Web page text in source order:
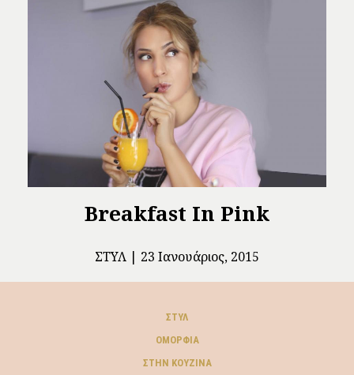
Breakfast In Pink
ΣΤΥΛ 23 Ιανουάριος, 2015
ΣΤΥΛ
ΟΜΟΡΦΙΆ
ΣΤΗΝ ΚΟΥΖΊΝΑ